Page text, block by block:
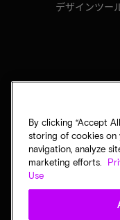
デザインツー
By clicking “Accept
storing of cookies on
navigation, analyze
marketing efforts.
Use